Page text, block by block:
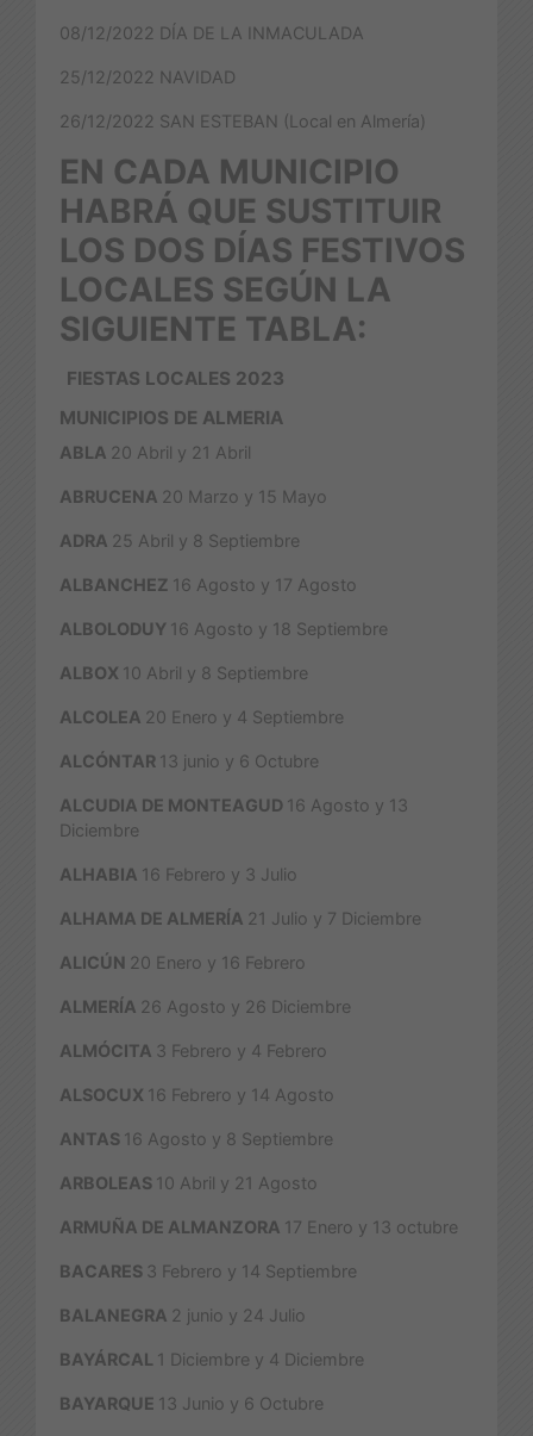
08/12/2022 DÍA DE LA INMACULADA
25/12/2022 NAVIDAD
26/12/2022 SAN ESTEBAN (Local en Almería)
EN CADA MUNICIPIO
HABRÁ QUE SUSTITUIR
LOS DOS DÍAS FESTIVOS
LOCALES SEGÚN LA
SIGUIENTE TABLA:
FIESTAS LOCALES 2023
MUNICIPIOS DE ALMERIA
ABLA 20 Abril y 21 Abril
ABRUCENA 20 Marzo y 15 Mayo
ADRA 25 Abril y 8 Septiembre
ALBANCHEZ 16 Agosto y 17 Agosto
ALBOLODUY 16 Agosto y 18 Septiembre
ALBOX 10 Abril y 8 Septiembre
ALCOLEA 20 Enero y 4 Septiembre
ALCÓNTAR 13 junio y 6 Octubre
ALCUDIA DE MONTEAGUD 16 Agosto y 13
Diciembre
ALHABIA 16 Febrero y 3 Julio
ALHAMA DE ALMERÍA 21 Julio y 7 Diciembre
ALICÚN 20 Enero y 16 Febrero
ALMERÍA 26 Agosto y 26 Diciembre
ALMÓCITA 3 Febrero y 4 Febrero
ALSOCUX 16 Febrero y 14 Agosto
ANTAS 16 Agosto y 8 Septiembre
ARBOLEAS 10 Abril y 21 Agosto
ARMUÑA DE ALMANZORA 17 Enero y 13 octubre
BACARES 3 Febrero y 14 Septiembre
BALANEGRA 2 junio y 24 Julio
BAYÁRCAL 1 Diciembre y 4 Diciembre
BAYARQUE 13 Junio y 6 Octubre